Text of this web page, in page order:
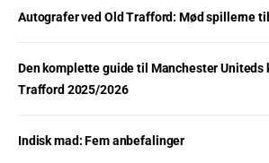
Autografer ved Old Trafford: Mød spillerne
Den komplette guide til Manchester Uniteds
Trafford 2025/2026
Indisk mad: Fem anbefalinger